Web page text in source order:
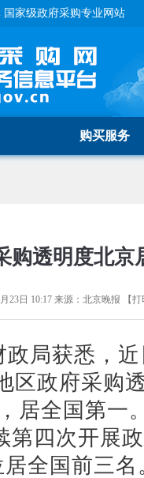
家级政府采购专业网站
购买服务
购透明度北京
23日 10:17来源： 北京晚报 【打
局获悉，
区政府采购
居全国第一
第四次开展
全国前三名